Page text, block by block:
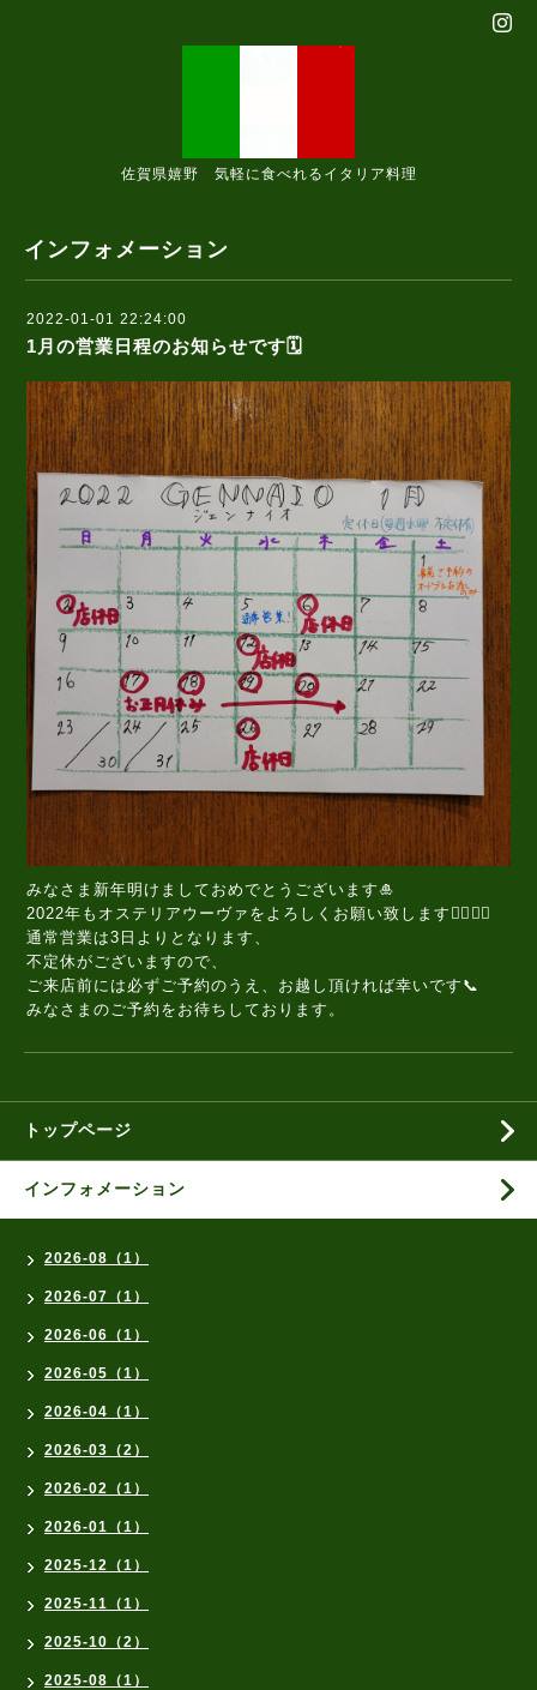
佐賀県嬉野 気軽に食べれるイタリア料理
インフォメーション
2022-01-01 22:24:00
1月の営業日程のお知らせです🗓️
みなさま新年明けましておめでとうございます🎍
2022年もオステリアウーヴァをよろしくお願い致します🙇‍♂️🙇‍♀️
通常営業は3日よりとなります、
不定休がございますので、
ご来店前には必ずご予約のうえ、お越し頂ければ幸いです📞
みなさまのご予約をお待ちしております。
トップページ
インフォメーション
2026-08（1）
2026-07（1）
2026-06（1）
2026-05（1）
2026-04（1）
2026-03（2）
2026-02（1）
2026-01（1）
2025-12（1）
2025-11（1）
2025-10（2）
2025-08（1）